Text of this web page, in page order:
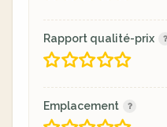
Rapport qualité-prix
Emplacement